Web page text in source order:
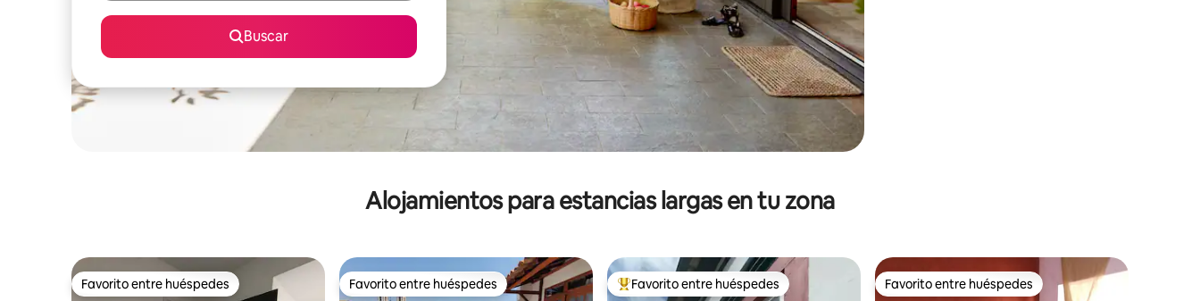
Buscar
Alojamientos para estancias largas en tu zona
Favorito entre huéspedes
Favorito entre huéspedes Favorito entre huéspedes
Favorito entre huéspedes De los mejores en Favorito entre huéspedes
Favorito entre huéspedes Favorito entre huéspedes
Favorito entre huéspedes